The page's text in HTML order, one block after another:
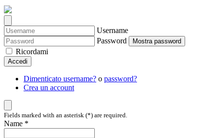
Username
Password
Mostra password
Ricordami
Accedi
Dimenticato username? o password?
Crea un account
Fields marked with an asterisk (*) are required.
Name *